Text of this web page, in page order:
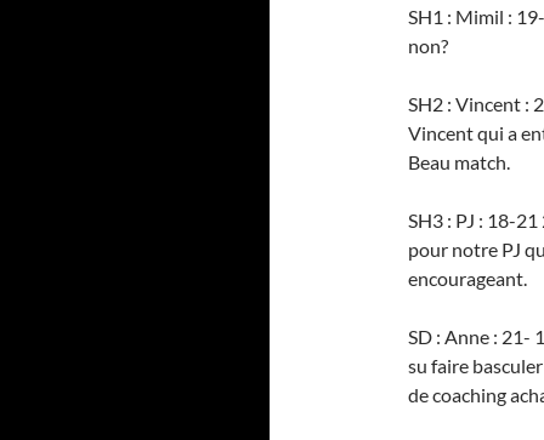
SH1 : Mimil :
non?
SH2 : Vincent :
Vincent qui a
Beau match.
SH3 : PJ : 18-
pour notre PJ
encourageant.
SD : Anne : 21-
su faire
de coaching